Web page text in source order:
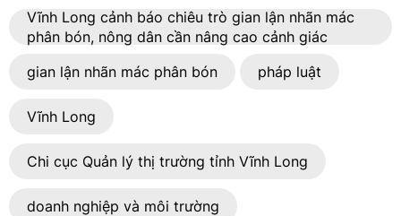
Vĩnh Long cảnh báo chiêu trò gian lận nhãn mác
phân bón, nông dân cần nâng cao cảnh giác
gian lận nhãn mác phân bón
pháp luật
Vĩnh Long
Chi cục Quản lý thị trường tỉnh Vĩnh Long
doanh nghiệp và môi trường